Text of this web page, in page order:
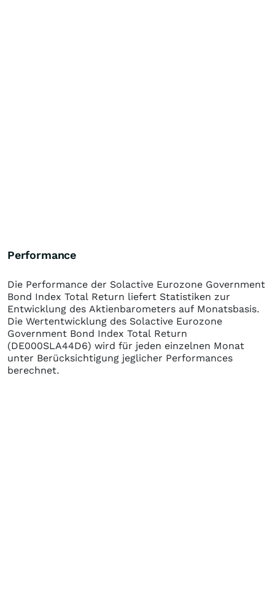
Performance
Die Performance der Solactive Eurozone Government
Bond Index Total Return liefert Statistiken zur
Entwicklung des Aktienbarometers auf Monatsbasis.
Die Wertentwicklung des Solactive Eurozone
Government Bond Index Total Return
(DE000SLA44D6) wird für jeden einzelnen Monat
unter Berücksichtigung jeglicher Performances
berechnet.